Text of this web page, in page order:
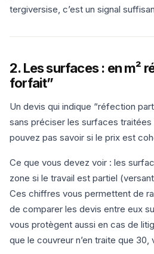
tergiversise, c’est un signal
2. Les surfaces : en m²
forfait”
Un devis qui indique “réfection
sans préciser les surfaces traitées
pouvez pas savoir si le prix est
Ce que vous devez voir : les
zone si le travail est partiel
Ces chiffres vous permettent de
de comparer les devis entre eux
vous protègent aussi en cas de
que le couvreur n’en traite que 30,